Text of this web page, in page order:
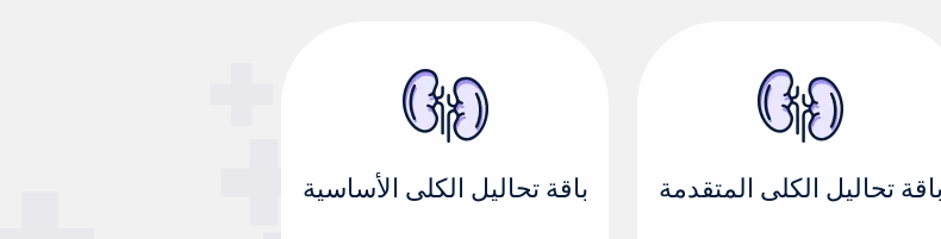
باقة تحاليل الكلى المتقدمة باقة تحاليل الكلى الأساسية